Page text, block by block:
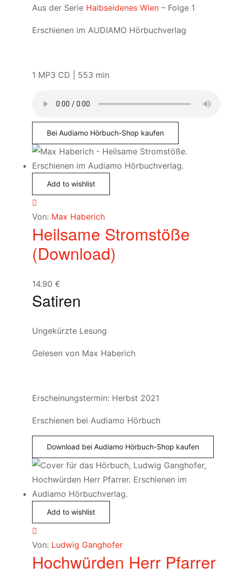
Aus der Serie Halbseidenes Wien – Folge 1
Erschienen im AUDIAMO Hörbuchverlag
1 MP3 CD | 553 min
Bei Audiamo Hörbuch-Shop kaufen
Add to wishlist
Von: Max Haberich
Heilsame Stromstöße
(Download)
14.90 €
Satiren
Ungekürzte Lesung
Gelesen von Max Haberich
Erscheinungstermin: Herbst 2021
Erschienen bei Audiamo Hörbuch
Download bei Audiamo Hörbuch-Shop kaufen
Add to wishlist
Von: Ludwig Ganghofer
Hochwürden Herr Pfarrer